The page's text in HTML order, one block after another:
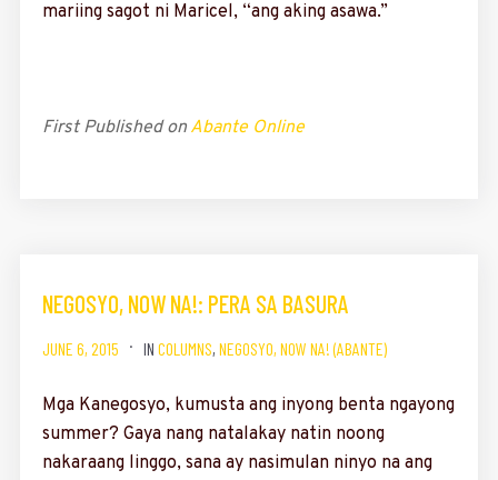
mariing sagot ni Maricel, “ang aking asawa.”
First Published on Abante Online
NEGOSYO, NOW NA!: PERA SA BASURA
JUNE 6, 2015 IN COLUMNS, NEGOSYO, NOW NA! (ABANTE)
Mga Kanegosyo, kumusta ang inyong benta ngayong
summer? Gaya nang natalakay natin noong
nakaraang linggo, sana ay nasimulan ninyo na ang